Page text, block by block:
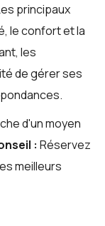
principaux
le confort et la
les
de gérer ses
d'un moyen
: Réservez
meilleurs